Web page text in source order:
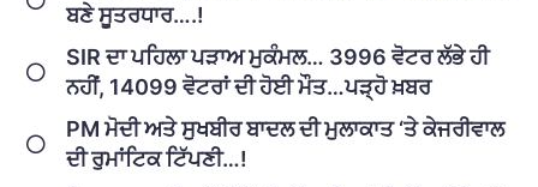
ਬਣੇ ਸੂਤਰਧਾਰ….!
SIR ਦਾ ਪਹਿਲਾ ਪੜਾਅ ਮੁਕੰਮਲ… 3996 ਵੋਟਰ ਲੱਭੇ ਹੀ
ਨਹੀਂ, 14099 ਵੋਟਰਾਂ ਦੀ ਹੋਈ ਮੌਤ…ਪੜ੍ਹੋ ਖ਼ਬਰ
PM ਮੋਦੀ ਅਤੇ ਸੁਖਬੀਰ ਬਾਦਲ ਦੀ ਮੁਲਾਕਾਤ ‘ਤੇ ਕੇਜਰੀਵਾਲ
ਦੀ ਰੁਮਾਂਟਿਕ ਟਿੱਪਣੀ…!